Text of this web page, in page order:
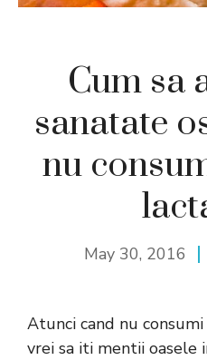
Cum sa
sanatate
nu
May 30, 2016
Atunci cand nu
vrei sa iti mentii oasele